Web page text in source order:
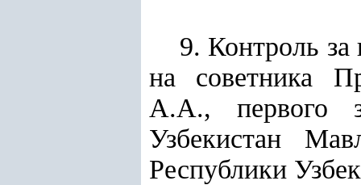
9. Контроль за
на советника
А.А., первого
Узбекистан
Республики